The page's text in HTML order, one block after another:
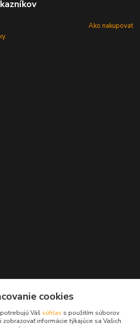
Ako nakupovať
hod.)
cookies
Váš súhlas s použitím súborov
informácie týkajúce sa Vašich